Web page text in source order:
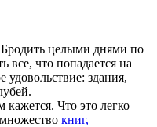
целыми днями по
все, что попадается на
удовольствие: здания,
кажется. Что это легко –
книг,